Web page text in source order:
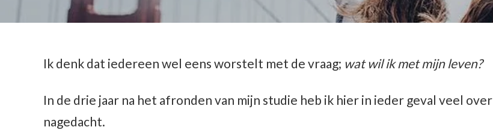
Ik denk dat iedereen wel eens worstelt met de vraag; wat wil ik met mijn leven?
In de drie jaar na het afronden van mijn studie heb ik hier in ieder geval veel over
nagedacht.